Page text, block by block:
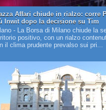
Affari chiude in rialzo: corre
Inwit dopo la decisione su Tim
- La Borsa di Milano chiude la
positivo, con un rialzo
il clima prudente prevalso sui pri...